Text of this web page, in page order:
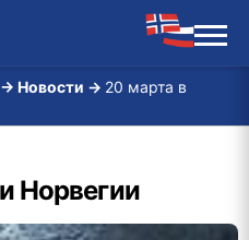
→ Новости → 20 марта в
Норвегии